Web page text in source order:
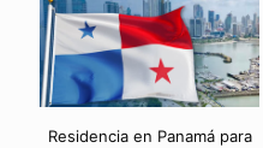
Residencia en Panamá para